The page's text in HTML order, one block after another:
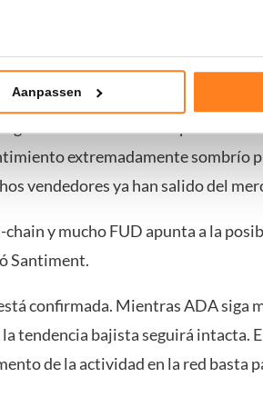
te gebruiken voor
tegen bedrijven die
te allen tijde inzien en bijwerken door
Aanpassen
la cotización de ADA.
extremadamente sombrío
vendedores ya han salido del
y mucho FUD apunta a la
Santiment.
confirmada. Mientras ADA siga
tendencia bajista seguirá intacta.
de la actividad en la red basta